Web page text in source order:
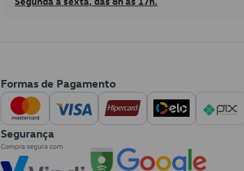
Formas de Pagamento
Segurança